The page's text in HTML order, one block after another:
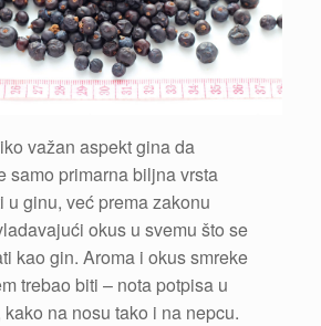
važan aspekt gina da
samo primarna biljna vrsta
u ginu, već prema zakonu
okus u svemu što se
kao gin. Aroma i okus smreke
trebao biti – nota potpisa u
na nosu tako i na nepcu.